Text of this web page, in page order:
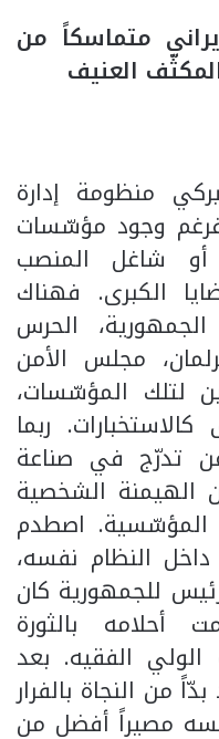
متماسكاً من
العنيف
منظومة إدارة
وجود مؤسّسات
شاغل المنصب
الكبرى. فهناك
الحرس
مجلس الأمن
لتلك المؤسّسات،
ربما
تدرّج في صناعة
الهيمنة الشخصية
المؤسّسية. اصطدم
النظام نفسه،
للجمهورية كان
أحلامه بالثورة
الولي الفقيه. بعد
بدّاً من النجاة بالفرار
مصيراً أفضل من